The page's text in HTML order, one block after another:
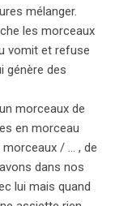
mélanger.
les morceaux
vomit et refuse
génère des
morceaux de
en morceau
/ … , de
dans nos
lui mais quand